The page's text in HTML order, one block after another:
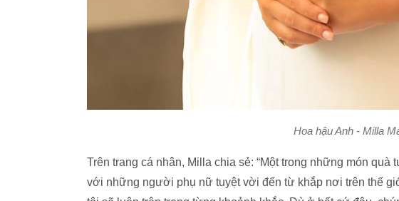
Hoa hậu Anh - Milla
Trên trang cá nhân, Milla chia sẻ: “Một trong những món quà
với những người phụ nữ tuyệt vời đến từ khắp nơi trên thế